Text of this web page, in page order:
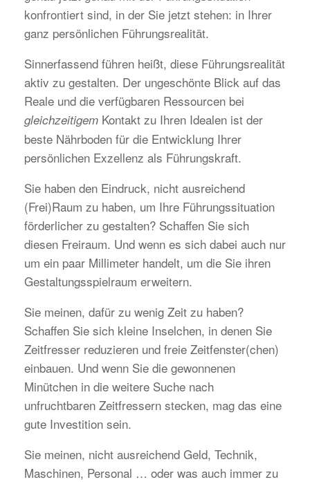
konfrontiert sind, in der Sie jetzt stehen: in Ihrer
ganz persönlichen Führungsrealität.
Sinnerfassend führen heißt, diese Führungsrealität
aktiv zu gestalten. Der ungeschönte Blick auf das
Reale und die verfügbaren Ressourcen bei
gleichzeitigem Kontakt zu Ihren Idealen ist der
beste Nährboden für die Entwicklung Ihrer
persönlichen Exzellenz als Führungskraft.
Sie haben den Eindruck, nicht ausreichend
(Frei)Raum zu haben, um Ihre Führungssituation
förderlicher zu gestalten? Schaffen Sie sich
diesen Freiraum. Und wenn es sich dabei auch nur
um ein paar Millimeter handelt, um die Sie ihren
Gestaltungsspielraum erweitern.
Sie meinen, dafür zu wenig Zeit zu haben?
Schaffen Sie sich kleine Inselchen, in denen Sie
Zeitfresser reduzieren und freie Zeitfenster(chen)
einbauen. Und wenn Sie die gewonnenen
Minütchen in die weitere Suche nach
unfruchtbaren Zeitfressern stecken, mag das eine
gute Investition sein.
Sie meinen, nicht ausreichend Geld, Technik,
Maschinen, Personal … oder was auch immer zu